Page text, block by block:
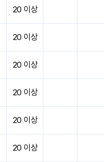
20 이상
20 이상
20 이상
20 이상
20 이상
20 이상